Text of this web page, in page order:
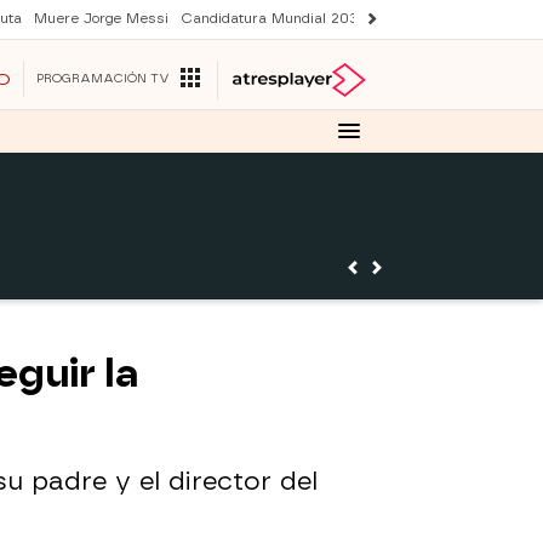
Muere Jorge Messi Candidatura Mundial 2030
PROGRAMACIÓN TV
la
padre y el director del